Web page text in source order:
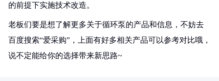
的前提下实施技术改造。
老板们要是想了解更多关于循环泵的产品和信息，不妨去
百度搜索“爱采购”，上面有好多相关产品可以参考对比哦，
说不定能给你的选择带来新思路~